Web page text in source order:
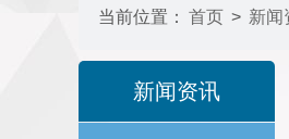
当前位置： 首页 > 新闻
新闻资讯